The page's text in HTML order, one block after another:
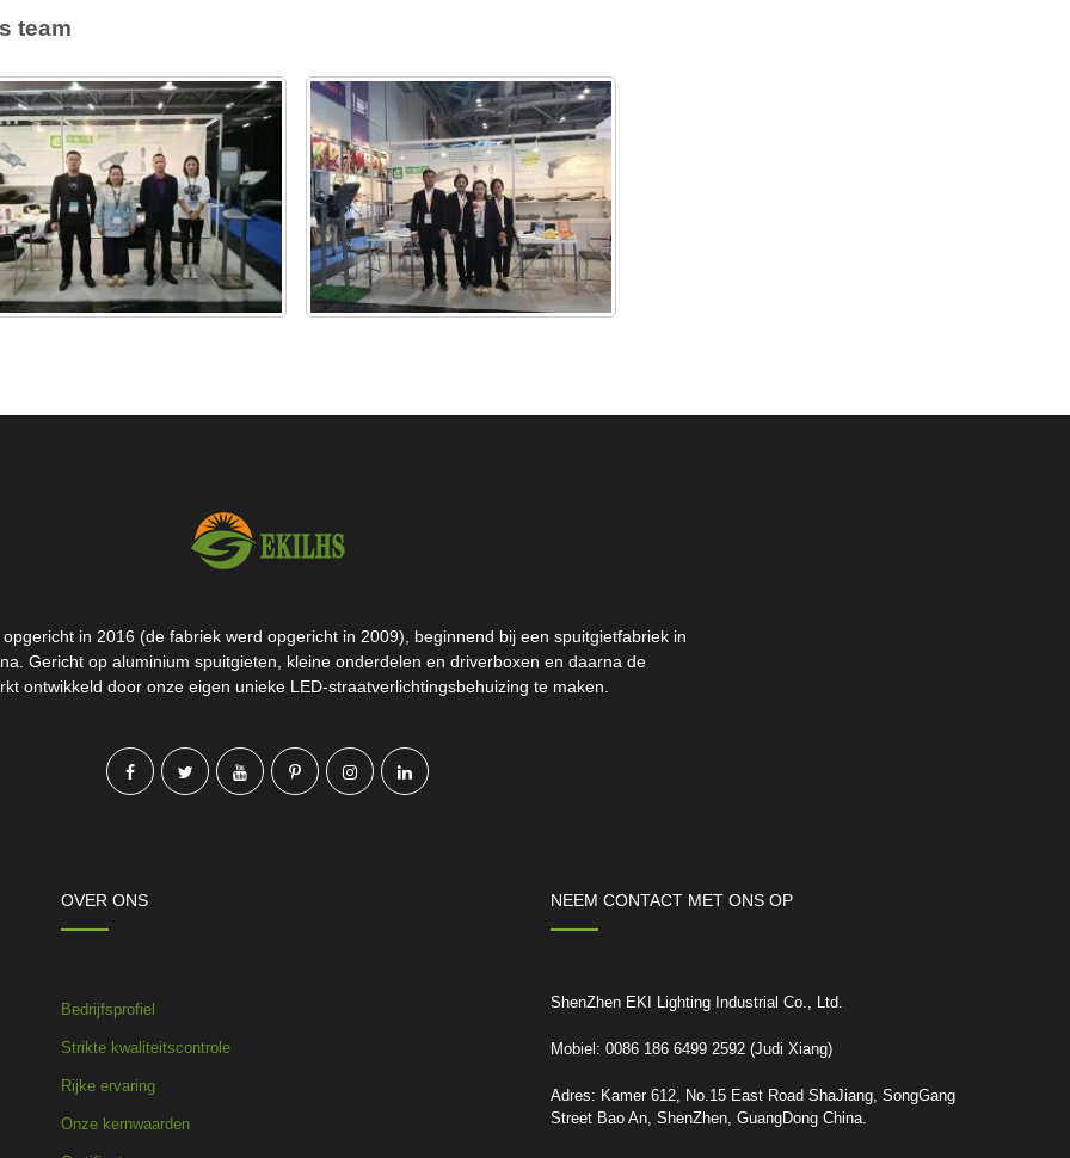
team
in 2016 (de fabriek werd opgericht in 2009), beginnend bij een spuitgietfabriek in
Gericht op aluminium spuitgieten, kleine onderdelen en driverboxen en daarna de
ontwikkeld door onze eigen unieke LED-straatverlichtingsbehuizing te maken.
OVER ONS
Bedrijfsprofiel
Strikte kwaliteitscontrole
Rijke ervaring
Onze kernwaarden
NEEM CONTACT MET ONS OP
ShenZhen EKI Lighting Industrial Co., Ltd.
Mobiel: 0086 186 6499 2592 (Judi Xiang)
Adres: Kamer 612, No.15 East Road ShaJiang, SongGang
Street Bao An, ShenZhen, GuangDong China.